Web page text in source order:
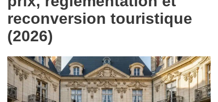
reconversion touristique
(2026)